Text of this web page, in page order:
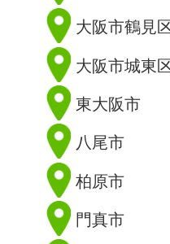
大阪市鶴見
大阪市城東
東大阪市
八尾市
柏原市
門真市